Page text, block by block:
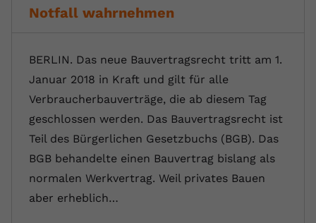
Notfall wahrnehmen
BERLIN. Das neue Bauvertragsrecht tritt am 1.
Januar 2018 in Kraft und gilt für alle
Verbraucherbauverträge, die ab diesem Tag
geschlossen werden. Das Bauvertragsrecht ist
Teil des Bürgerlichen Gesetzbuchs (BGB). Das
BGB behandelte einen Bauvertrag bislang als
normalen Werkvertrag. Weil privates Bauen
aber erheblich…